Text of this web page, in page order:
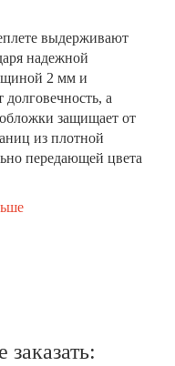
выдерживают
надежной
2 мм и
а
защищает от
из плотной
передающей цвета